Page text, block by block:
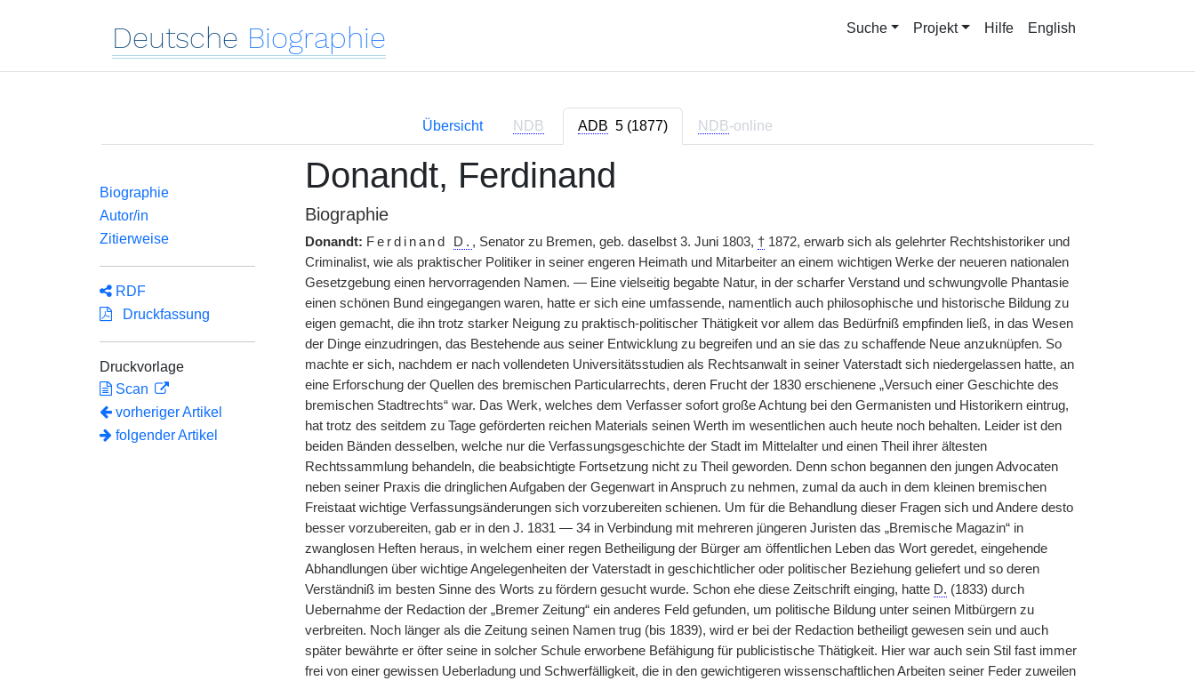
Deutsche Biographie Suche Projekt Hilfe English
Übersicht NDB ADB 5 (1877) NDB-online
Biographie
Autor/in
Zitierweise
RDF
Druckfassung
Druckvorlage
Scan
vorheriger Artikel
folgender Artikel
Donandt, Ferdinand
Biographie
Donandt: Ferdinand D. , Senator zu Bremen, geb. daselbst 3. Juni 1803, † 1872, erwarb sich als gelehrter Rechtshistoriker und
Criminalist, wie als praktischer Politiker in seiner engeren Heimath und Mitarbeiter an einem wichtigen Werke der neueren nationalen
Gesetzgebung einen hervorragenden Namen. — Eine vielseitig begabte Natur, in der scharfer Verstand und schwungvolle Phantasie
einen schönen Bund eingegangen waren, hatte er sich eine umfassende, namentlich auch philosophische und historische Bildung zu
eigen gemacht, die ihn trotz starker Neigung zu praktisch-politischer Thätigkeit vor allem das Bedürfniß empfinden ließ, in das Wesen
der Dinge einzudringen, das Bestehende aus seiner Entwicklung zu begreifen und an sie das zu schaffende Neue anzuknüpfen. So
machte er sich, nachdem er nach vollendeten Universitätsstudien als Rechtsanwalt in seiner Vaterstadt sich niedergelassen hatte, an
eine Erforschung der Quellen des bremischen Particularrechts, deren Frucht der 1830 erschienene „Versuch einer Geschichte des
bremischen Stadtrechts“ war. Das Werk, welches dem Verfasser sofort große Achtung bei den Germanisten und Historikern eintrug,
hat trotz des seitdem zu Tage geförderten reichen Materials seinen Werth im wesentlichen auch heute noch behalten. Leider ist den
beiden Bänden desselben, welche nur die Verfassungsgeschichte der Stadt im Mittelalter und einen Theil ihrer ältesten
Rechtssammlung behandeln, die beabsichtigte Fortsetzung nicht zu Theil geworden. Denn schon begannen den jungen Advocaten
neben seiner Praxis die dringlichen Aufgaben der Gegenwart in Anspruch zu nehmen, zumal da auch in dem kleinen bremischen
Freistaat wichtige Verfassungsänderungen sich vorzubereiten schienen. Um für die Behandlung dieser Fragen sich und Andere desto
besser vorzubereiten, gab er in den J. 1831 — 34 in Verbindung mit mehreren jüngeren Juristen das „Bremische Magazin“ in
zwanglosen Heften heraus, in welchem einer regen Betheiligung der Bürger am öffentlichen Leben das Wort geredet, eingehende
Abhandlungen über wichtige Angelegenheiten der Vaterstadt in geschichtlicher oder politischer Beziehung geliefert und so deren
Verständniß im besten Sinne des Worts zu fördern gesucht wurde. Schon ehe diese Zeitschrift einging, hatte D. (1833) durch
Uebernahme der Redaction der „Bremer Zeitung“ ein anderes Feld gefunden, um politische Bildung unter seinen Mitbürgern zu
verbreiten. Noch länger als die Zeitung seinen Namen trug (bis 1839), wird er bei der Redaction betheiligt gewesen sein und auch
später bewährte er öfter seine in solcher Schule erworbene Befähigung für publicistische Thätigkeit. Hier war auch sein Stil fast immer
frei von einer gewissen Ueberladung und Schwerfälligkeit, die in den gewichtigeren wissenschaftlichen Arbeiten seiner Feder zuweilen